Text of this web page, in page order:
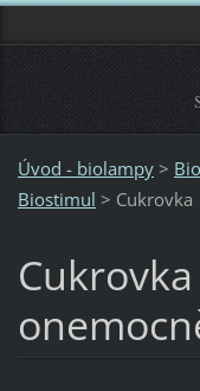
Úvod - biolampy >
Biostimul > Cukrovka